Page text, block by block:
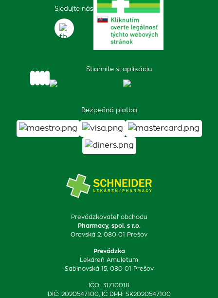
Prevádzkovateľ obchodu
Pharmacy, spol. s r.o.
Oravská 2, 080 01 Prešov
Prevádzka
Lekáreň Amuletum
Sabinovská 15, 080 01 Prešov
IČO: 31710018
DIČ: 2020547100, IČ DPH: SK2020547100
Sledujte nás
Stiahnite si aplikáciu
Bezpečná platba